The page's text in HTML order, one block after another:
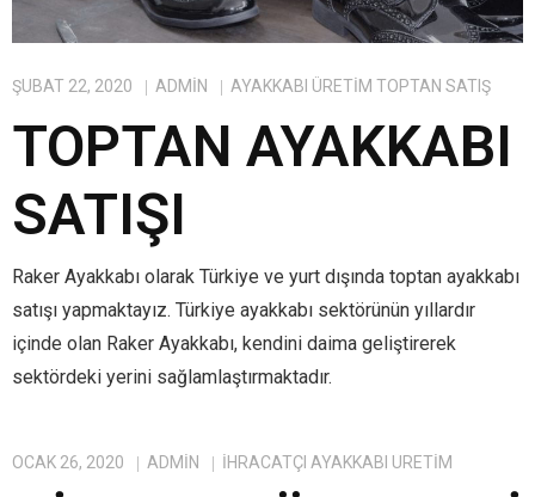
ŞUBAT 22, 2020 ADMIN AYAKKABI ÜRETIM TOPTAN SATIŞ
TOPTAN AYAKKABI
SATIŞI
Raker Ayakkabı olarak Türkiye ve yurt dışında toptan ayakkabı
satışı yapmaktayız. Türkiye ayakkabı sektörünün yıllardır
içinde olan Raker Ayakkabı, kendini daima geliştirerek
sektördeki yerini sağlamlaştırmaktadır.
OCAK 26, 2020 ADMIN IHRACATÇI AYAKKABI ÜRETIM